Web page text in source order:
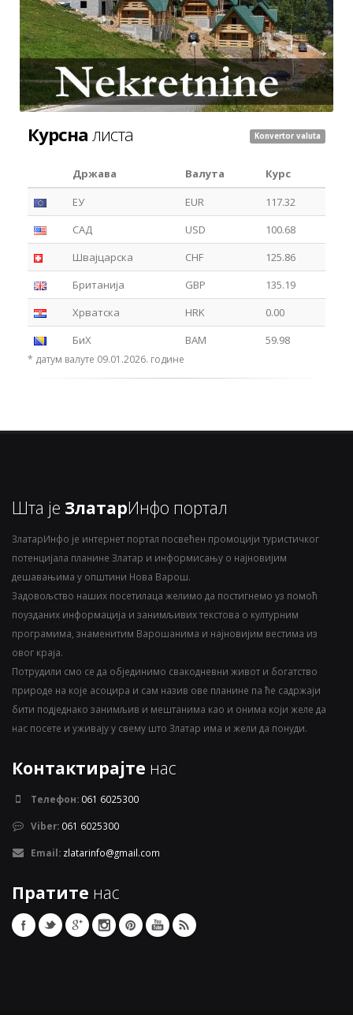
Курсна листа Konvertor valuta
Држава Валута
Курс
ЕУ
EUR
117.32
САД
USD
100.68
Швајцарска
CHF
125.86
Британија
GBP
135.19
Хрватска
HRK
0.00
БиХ
BAM 59.98
* датум валуте 09.01.2026. године
Шта је ЗлатарИнфо портал
ЗлатарИнфо је интернет портал посвећен промоцији туристичког
потенцијала планине Златар и информисању о најновијим
дешавањима у општини Нова Варош.
Задовољство наших посетилаца желимо да постигнемо уз помоћ
поузданих информација и занимљивих текстова о културним
програмима, знаменитим Варошанима и најновијим вестима из
овог краја.
Потрудили смо се да објединимо свакодневни живот и богатство
природе на које асоцира и сам назив ове планине па ће садржаји
бити подједнако занимљив и мештанима као и онима који желе да
нас посете и уживају у свему што Златар има и жели да понуди.
Контактирајте нас
Телефон: 061 6025300
Viber: 061 6025300
Email: zlatarinfo@gmail.com
Пратите нас